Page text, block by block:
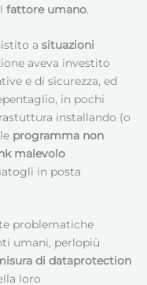
fattore umano.
a situazioni
aveva investito
e di sicurezza, ed
in pochi
installando (o
programma non
malevolo
in posta
problematiche
umani, perlopiù
di dataprotection
loro